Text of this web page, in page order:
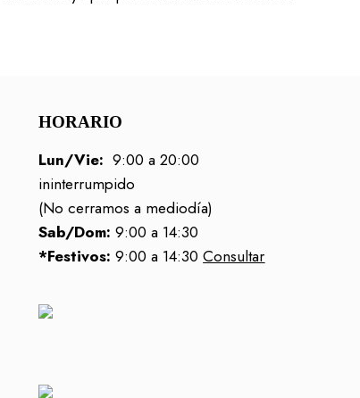
HORARIO
Lun/Vie: 9:00 a 20:00
ininterrumpido
(No cerramos a mediodía)
Sab/Dom: 9:00 a 14:30
*Festivos:9:00 a 14:30Consultar